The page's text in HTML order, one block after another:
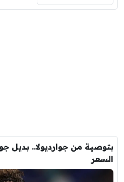
بتوصية من جوارديولا.. بديل
السعر